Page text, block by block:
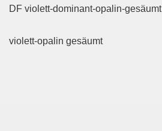
DF violett-dominant-opalin-gesäumt
violett-opalin gesäumt